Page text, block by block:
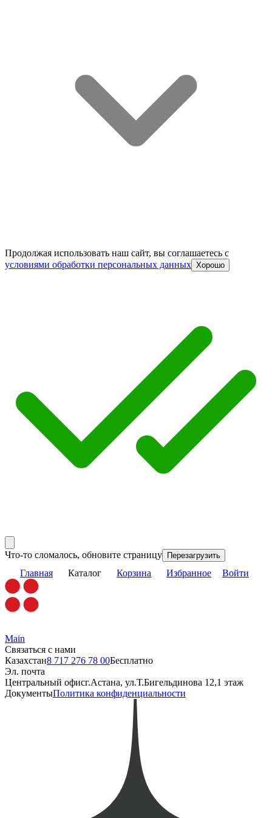
Продолжая использовать наш сайт, вы соглашаетесь c
условиями обработки персональных данных Хорошо
Что-то сломалось, обновите страницу Перезагрузить
Главная Каталог Корзина Избранное Войти
Main
Связаться с нами
Казахстан8 717 276 78 00Бесплатно
Эл. почта
Центральный офисг.Астана, ул.Т.Бигельдинова 12,1 этаж
ДокументыПолитика конфиденциальности